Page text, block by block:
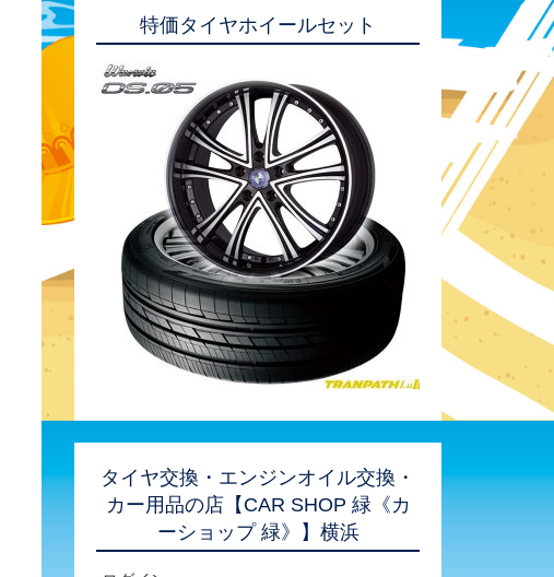
特価タイヤホイールセット
タイヤ交換・エンジンオイル交換・
カー用品の店【CAR SHOP 緑《カ
ーショップ 緑》】横浜